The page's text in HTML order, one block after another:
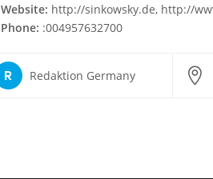
Website: http://sinkowsky.de, http://
Phone: :004957632700
R Redaktion Germany